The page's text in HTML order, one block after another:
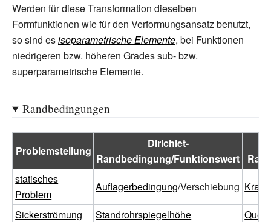
Werden für diese Transformation dieselben
Formfunktionen wie für den Verformungsansatz benutzt,
so sind esisoparametrische Elemente, bei Funktionen
niedrigeren bzw. höheren Grades sub- bzw.
superparametrische Elemente.
Randbedingungen
Problemstellung
Dirichlet-
Randbedingung/Funktionswert
statisches
Problem
Auflagerbedingung/Verschiebung Kraft
Sickerströmung
Standrohrspiegelhöhe